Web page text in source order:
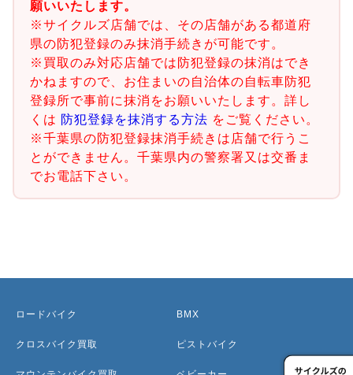
願いいたします。
※サイクルズ店舗では、その店舗がある都道府
県の防犯登録のみ抹消手続きが可能です。
※買取のみ対応店舗では防犯登録の抹消はでき
かねますので、お住まいの自治体の自転車防犯
登録所で事前に抹消をお願いいたします。詳し
くは 防犯登録を抹消する方法 をご覧ください。
※千葉県の防犯登録抹消手続きは店舗で行うこ
とができません。千葉県内の警察署又は交番ま
でお電話下さい。
ロードバイク
クロスバイク買取
BMX
ピストバイク